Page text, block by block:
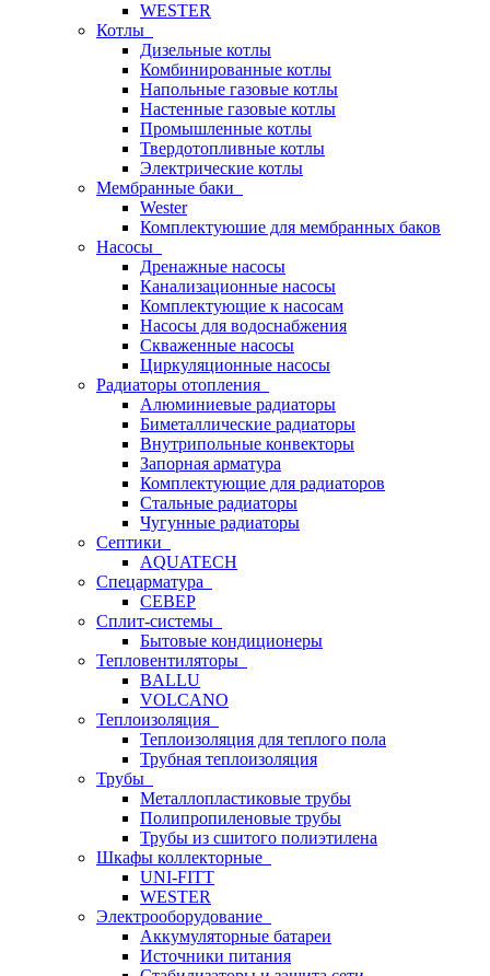
WESTER
Котлы
Дизельные котлы
Комбинированные котлы
Напольные газовые котлы
Настенные газовые котлы
Промышленные котлы
Твердотопливные котлы
Электрические котлы
Мембранные баки
Wester
Комплектуюшие для мембранных баков
Насосы
Дренажные насосы
Канализационные насосы
Комплектующие к насосам
Насосы для водоснабжения
Скваженные насосы
Циркуляционные насосы
Радиаторы отопления
Алюминиевые радиаторы
Биметаллические радиаторы
Внутрипольные конвекторы
Запорная арматура
Комплектующие для радиаторов
Стальные радиаторы
Чугунные радиаторы
Септики
AQUATECH
Спецарматура
СЕВЕР
Сплит-системы
Бытовые кондиционеры
Тепловентиляторы
BALLU
VOLCANO
Теплоизоляция
Теплоизоляция для теплого пола
Трубная теплоизоляция
Трубы
Металлопластиковые трубы
Полипропиленовые трубы
Трубы из сшитого полиэтилена
Шкафы коллекторные
UNI-FITT
WESTER
Электрооборудование
Аккумуляторные батареи
Источники питания